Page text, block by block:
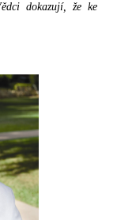
dokazují, že ke